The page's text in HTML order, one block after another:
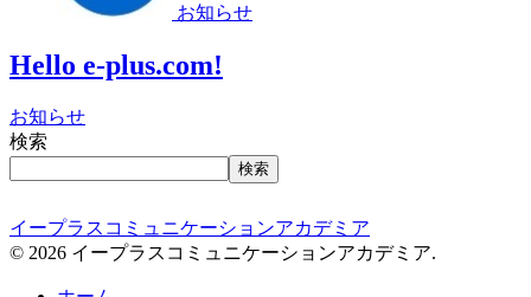
お知らせ
Hello e-plus.com!
お知らせ
検索
検索
イープラスコミュニケーションアカデミア
© 2026 イープラスコミュニケーションアカデミア.